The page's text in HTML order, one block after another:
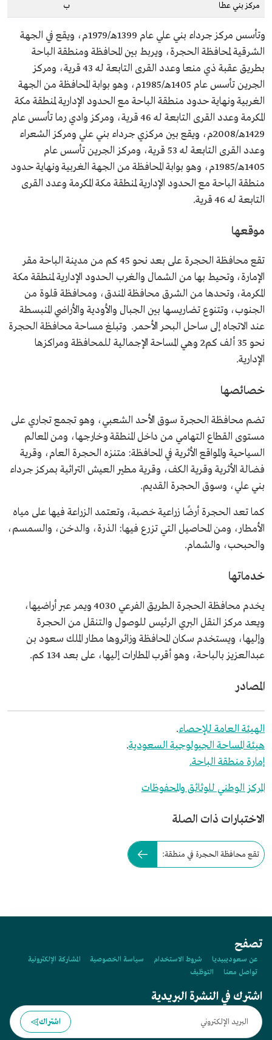
مركز بني عطا ب
وتأسس مركز جرداء بني علي عام 1399هـ/1979م، ويقع في الجهة
الشرقية لمحافظة الحجرة، ويربط بين المحافظة ومنطقة الباحة
بطريق عقبة ذي منعا وعدد القرى التابعة له 43 قرية، ومركز
الجرين تأسس عام 1405هـ/1985م، وهو بوابة المحافظة من الجهة
الغربية ونهاية حدود منطقة الباحة مع الحدود الإدارية لمنطقة مكة
المكرمة وعدد القرى التابعة له 46 قرية، ومركز وادي رما تأسس عام
1429هـ/2008م، ويقع بين مركزي جرداء بني علي ومركز الشعراء
وعدد القرى التابعة له 53 قرية، ومركز الجرين تأسس عام
1405هـ/1985م، وهو بوابة المحافظة من الجهة الغربية ونهاية حدود
منطقة الباحة مع الحدود الإدارية لمنطقة مكة المكرمة وعدد القرى
التابعة له 46 قرية.
موقعها
تقع محافظة الحجرة على بعد نحو 45 كم من مدينة الباحة مقر
الإمارة، وتحيط بها من الشمال والغرب الحدود الإدارية لمنطقة مكة
المكرمة، وتحدها من الشرق محافظة المندق، ومحافظة قلوة من
الجنوب، وتتنوع تضاريسها بين الجبال والأودية والأراضي المنبسطة
عند الاتجاه إلى ساحل البحر الأحمر. وتبلغ مساحة محافظة الحجرة
نحو 35 ألف كم2 وهي المساحة الإجمالية للمحافظة ومراكزها
الإدارية.
خصائصها
تضم محافظة الحجرة سوق الأحد الشعبي، وهو تجمع تجاري على
مستوى القطاع التهامي من داخل المنطقة وخارجها، ومن المعالم
السياحية والمواقع الأثرية في المحافظة: متنزه الحجرة العام، وقرية
فضالة الأثرية وقرية الكف، وقرية مطير العيش التراثية بمركز جرداء
بني علي، وسوق الحجرة القديم.
كما تعد الحجرة أرضًا زراعية خصبة، وتعتمد الزراعة فيها على مياه
الأمطار، ومن المحاصيل التي تزرع فيها: الذرة، والدخن، والسمسم،
والحبحب، والشمام.
خدماتها
يخدم محافظة الحجرة الطريق الفرعي 4030 ويمر عبر أراضيها،
ويعد مركز النقل البري الرئيس للوصول والتنقل من الحجرة
وإليها، ويستخدم سكان المحافظة وزائروها مطار الملك سعود بن
عبدالعزيز بالباحة، وهو أقرب المطارات إليها، على بعد 134 كم.
المصادر
الهيئة العامة للإحصاء.
هيئة المساحة الجيولوجية السعودية.
إمارة منطقة الباحة.
المركز الوطني للوثائق والمحفوظات
الاختبارات ذات الصلة
تقع محافظة الحجرة في منطقة:
تصفح
عن سعوديبيديا شروط الاستخدام سياسة الخصوصية
المشاركة الإلكترونية
تواصل معنا
التوظيف
اشترك في النشرة البريدية
اشتراك